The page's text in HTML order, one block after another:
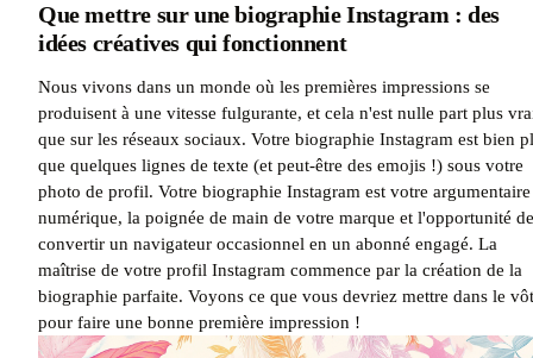
Que mettre sur une biographie Instagram : des
idées créatives qui fonctionnent
Nous vivons dans un monde où les premières impressions se
produisent à une vitesse fulgurante, et cela n'est nulle part plus
que sur les réseaux sociaux. Votre biographie Instagram est bien
que quelques lignes de texte (et peut-être des emojis !) sous votre
photo de profil. Votre biographie Instagram est votre argumentaire
numérique, la poignée de main de votre marque et l'opportunité de
convertir un navigateur occasionnel en un abonné engagé. La
maîtrise de votre profil Instagram commence par la création de la
biographie parfaite. Voyons ce que vous devriez mettre dans le
pour faire une bonne première impression !